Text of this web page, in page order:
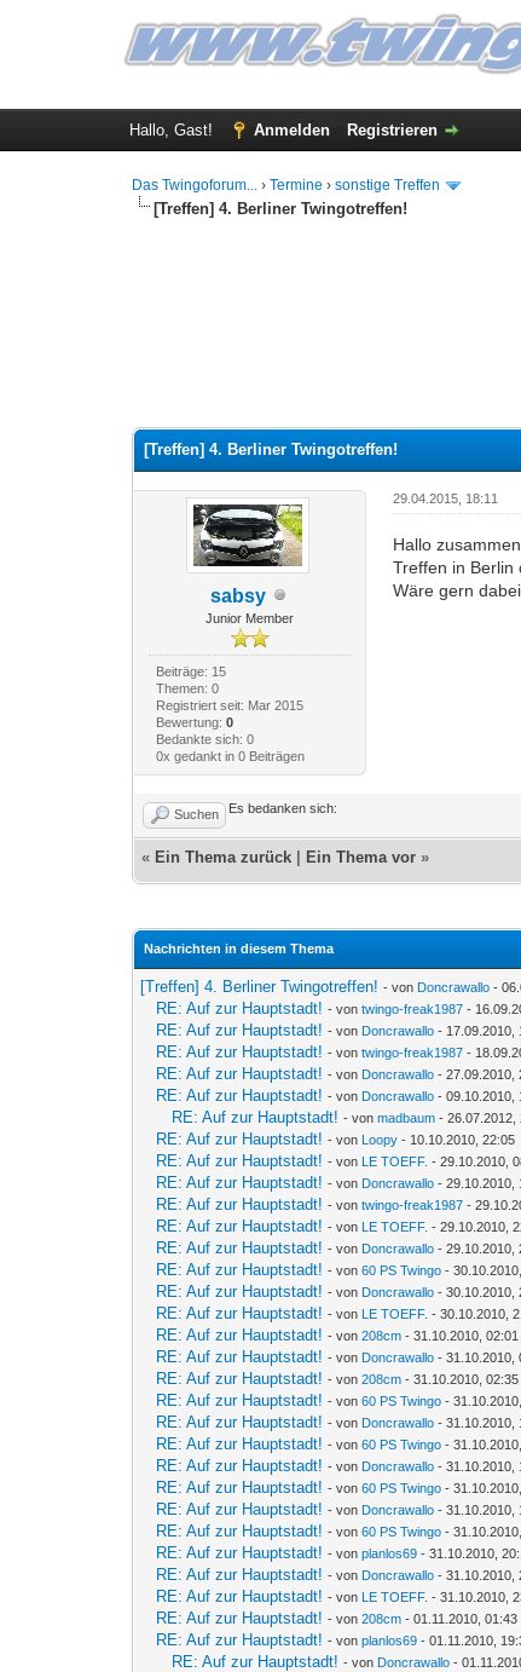
Hallo, Gast! Anmelden Registrieren
Das Twingoforum... ›Termine ›sonstige Treffen
[Treffen] 4. Berliner Twingotreffen!
[Treffen] 4. Berliner Twingotreffen!
sabsy
Junior Member
Beiträge: 15
Themen: 0
Registriert seit: Mar 2015
Bewertung: 0
Bedankte sich: 0
0x gedankt in 0 Beiträgen
29.04.2015, 18:11
Hallo zusammen,
Treffen in Berlin
Wäre gern
Suchen Es bedanken sich:
« Ein Thema zurück Ein Thema vor »
Nachrichten in diesem Thema
[Treffen] 4. Berliner Twingotreffen! - von Doncrawallo -
RE: Auf zur Hauptstadt! - vontwingo-freak1987 -
RE: Auf zur Hauptstadt! - von Doncrawallo - 17.09.2010,
RE: Auf zur Hauptstadt! - vontwingo-freak1987 -
RE: Auf zur Hauptstadt! - von Doncrawallo - 27.09.2010,
RE: Auf zur Hauptstadt! - von Doncrawallo - 09.10.2010,
RE: Auf zur Hauptstadt! - vonmadbaum - 26.07.2012,
RE: Auf zur Hauptstadt! - von Loopy - 10.10.2010, 22:05
RE: Auf zur Hauptstadt! - von LE TOEFF. - 29.10.2010,
RE: Auf zur Hauptstadt! - von Doncrawallo - 29.10.2010,
RE: Auf zur Hauptstadt! - vontwingo-freak1987 -
RE: Auf zur Hauptstadt! - von LE TOEFF. - 29.10.2010,
RE: Auf zur Hauptstadt! - von Doncrawallo - 29.10.2010,
RE: Auf zur Hauptstadt! - von60 PS Twingo -
RE: Auf zur Hauptstadt! - von Doncrawallo - 30.10.2010,
RE: Auf zur Hauptstadt! - von LE TOEFF. - 30.10.2010,
RE: Auf zur Hauptstadt! - von208cm - 31.10.2010, 02:01
RE: Auf zur Hauptstadt! - von Doncrawallo - 31.10.2010,
RE: Auf zur Hauptstadt! - von208cm - 31.10.2010, 02:35
RE: Auf zur Hauptstadt! - von60 PS Twingo -
RE: Auf zur Hauptstadt! - von Doncrawallo - 31.10.2010,
RE: Auf zur Hauptstadt! - von60 PS Twingo -
RE: Auf zur Hauptstadt! - von Doncrawallo - 31.10.2010,
RE: Auf zur Hauptstadt! - von60 PS Twingo -
RE: Auf zur Hauptstadt! - von Doncrawallo - 31.10.2010,
RE: Auf zur Hauptstadt! - von60 PS Twingo -
RE: Auf zur Hauptstadt! - vonplanlos69 - 31.10.2010,
RE: Auf zur Hauptstadt! - von Doncrawallo - 31.10.2010,
RE: Auf zur Hauptstadt! - von LE TOEFF. - 31.10.2010,
RE: Auf zur Hauptstadt! - von208cm - 01.11.2010, 01:43
RE: Auf zur Hauptstadt! - vonplanlos69 - 01.11.2010,
RE: Auf zur Hauptstadt! - von Doncrawallo -